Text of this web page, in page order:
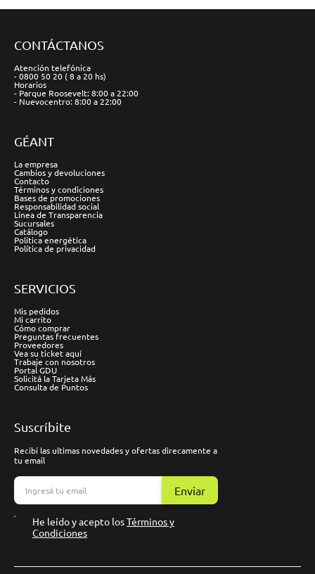
CONTÁCTANOS
Atención telefónica
- 0800 50 20 ( 8 a 20 hs)
Horarios
- Parque Roosevelt: 8:00 a 22:00
- Nuevocentro: 8:00 a 22:00
GÉANT
La empresa
Cambios y devoluciones
Contacto
Términos y condiciones
Bases de promociones
Responsabilidad social
Línea de Transparencia
Sucursales
Catálogo
Política energética
Política de privacidad
SERVICIOS
Mis pedidos
Mi carrito
Cómo comprar
Preguntas frecuentes
Proveedores
Vea su ticket aquí
Trabaje con nosotros
Portal GDU
Solicitá la Tarjeta Más
Consulta de Puntos
Suscríbite
Recibí las ultimas novedades y ofertas direcamente a
tu email
Enviar
He leído y acepto losTérminos y
Condiciones